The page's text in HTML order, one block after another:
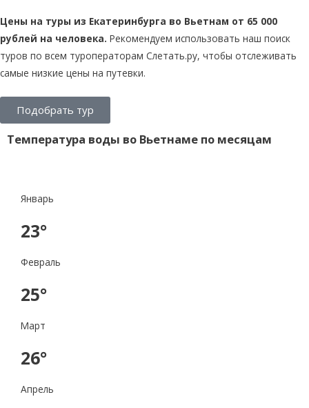
Цены на туры из Екатеринбурга во Вьетнам от 65 000
рублей на человека. Рекомендуем использовать наш поиск
туров по всем туроператорам Слетать.ру, чтобы отслеживать
самые низкие цены на путевки.
Подобрать тур
Температура воды во Вьетнаме по месяцам
Январь
23°
Февраль
25°
Март
26°
Апрель